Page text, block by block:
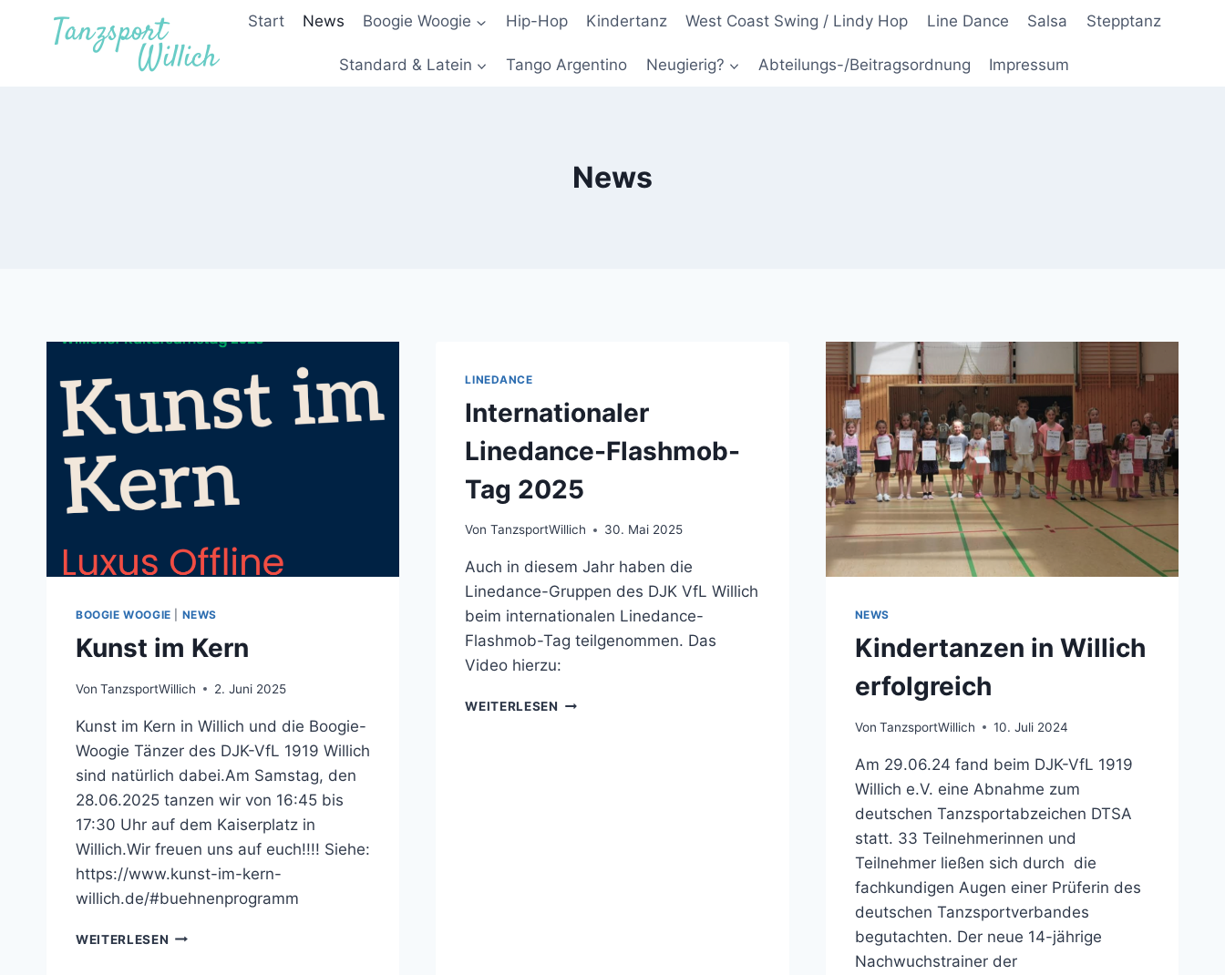
Start News Boogie Woogie Hip-Hop Kindertanz West Coast Swing / Lindy Hop Line Dance Salsa Stepptanz
Standard & Latein Tango Argentino Neugierig? Abteilungs-/Beitragsordnung Impressum
News
BOOGIE WOOGIE NEWS
Kunst im Kern
Von TanzsportWillich 2. Juni 2025
Kunst im Kern in Willich und die Boogie-
Woogie Tänzer des DJK-VfL 1919 Willich
sind natürlich dabei.Am Samstag, den
28.06.2025 tanzen wir von 16:45 bis
17:30 Uhr auf dem Kaiserplatz in
Willich.Wir freuen uns auf euch!!!! Siehe:
https://www.kunst-im-kern-
willich.de/#buehnenprogramm
WEITERLESEN KUNST
LINEDANCE
Internationaler
Linedance-Flashmob-
Tag 2025
Von TanzsportWillich 30. Mai 2025
Auch in diesem Jahr haben die
Linedance-Gruppen des DJK VfL Willich
beim internationalen Linedance-
Flashmob-Tag teilgenommen. Das
Video hierzu:
WEITERLESEN INTERNATIONALER
NEWS
Kindertanzen in Willich
erfolgreich
Von TanzsportWillich 10. Juli 2024
Am 29.06.24 fand beim DJK-VfL 1919
Willich e.V. eine Abnahme zum
deutschen Tanzsportabzeichen DTSA
statt. 33 Teilnehmerinnen und
Teilnehmer ließen sich durch die
fachkundigen Augen einer Prüferin des
deutschen Tanzsportverbandes
begutachten. Der neue 14-jährige
Nachwuchstrainer der